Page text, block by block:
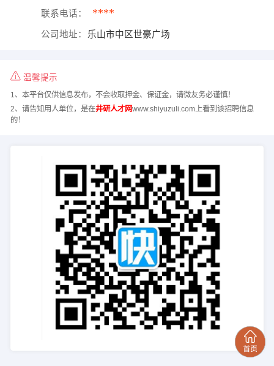
联系电话： ****
公司地址： 乐山市中区世豪广场
温馨提示
1、本平台仅供信息发布，不会收取押金、保证金，请微友务必谨慎！
2、请告知用人单位，是在井研人才网www.shiyuzuli.com上看到该招聘信息
的！